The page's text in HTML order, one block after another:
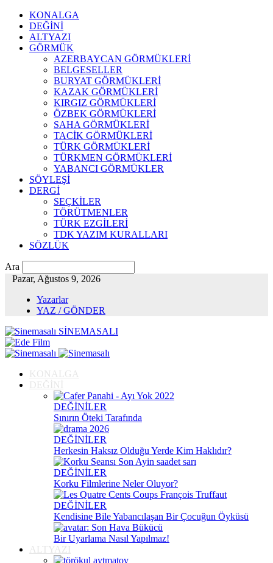
KONALGA
DEĞİNİ
ALTYAZI
GÖRMÜK
AZERBAYCAN GÖRMÜKLERİ
BELGESELLER
BURYAT GÖRMÜKLERİ
KAZAK GÖRMÜKLERİ
KIRGIZ GÖRMÜKLERİ
ÖZBEK GÖRMÜKLERİ
SAHA GÖRMÜKLERİ
TACİK GÖRMÜKLERİ
TÜRK GÖRMÜKLERİ
TÜRKMEN GÖRMÜKLERİ
YABANCI GÖRMÜKLER
SÖYLEŞİ
DERGİ
SEÇKİLER
TÖRÜTMENLER
TÜRK EZGİLERİ
TDK YAZIM KURALLARI
SÖZLÜK
Ara
Pazar, Ağustos 9, 2026
Yazarlar
YAZ / GÖNDER
SİNEMASALI
KONALGA
DEĞİNİ
DEĞİNİLER
Sınırın Öteki Tarafında
DEĞİNİLER
Herkesin Haksız Olduğu Yerde Kim Haklıdır?
DEĞİNİLER
Korku Filmlerine Neler Oluyor?
DEĞİNİLER
Kendisine Bile Yabancılaşan Bir Çocuğun Öyküsü
Bir Uyarlama Nasıl Yapılmaz!
ALTYAZI